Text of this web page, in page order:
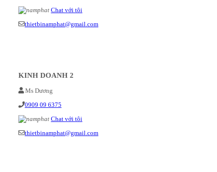
Chat với tôi
thietbinamphat@gmail.com
KINH DOANH 2
Ms Dương
0909 09 6375
Chat với tôi
thietbinamphat@gmail.com